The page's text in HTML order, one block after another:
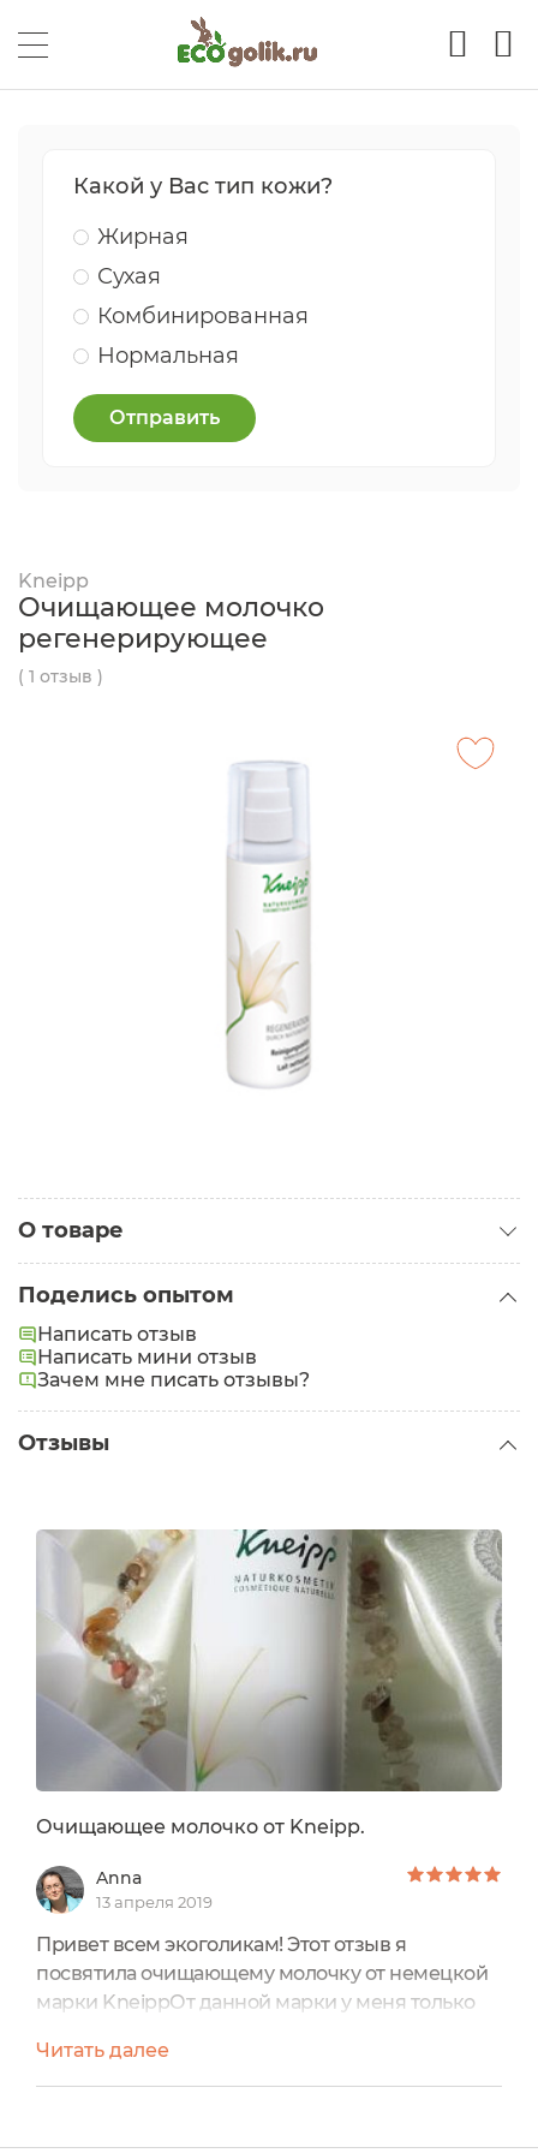
Какой у Вас тип кожи?
Жирная
Сухая
Комбинированная
Нормальная
Отправить
Kneipp
Очищающее молочко
регенерирующее
( 1 отзыв )
О товаре
Задачи:
Регенерация
Поделись опытом
Написать отзыв
Написать мини отзыв
Зачем мне писать отзывы?
Отзывы
Очищающее молочко от Kneipp.
Anna
13 апреля 2019
Привет всем экоголикам! Этот отзыв я
посвятила очищающему молочку от немецкой
марки KneippОт данной марки у меня только
молочка есть сертификат Natrue.org.Вообще
меня очень этикетка привлекла: такая
окажется?» и, как оказалось, не прогадала :Вот
Читать далее